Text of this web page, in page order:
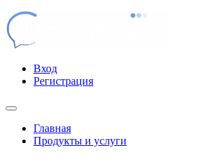
Вход
Регистрация
Главная
Продукты и услуги